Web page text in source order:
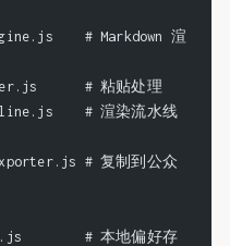
# Markdown 渲
# 粘贴处理
# 渲染流水线
# 复制到公众
# 本地偏好存